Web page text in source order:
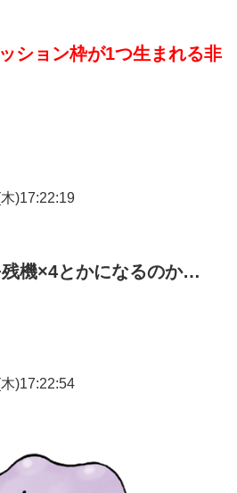
ション枠が1つ生まれる非
)17:22:19
機×4とかになるのか…
)17:22:54